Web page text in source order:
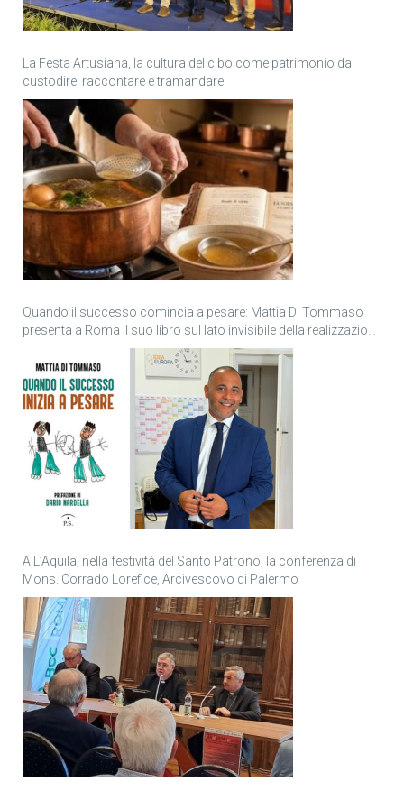
La Festa Artusiana, la cultura del cibo come patrimonio da
custodire, raccontare e tramandare
Quando il successo comincia a pesare: Mattia Di Tommaso
presenta a Roma il suo libro sul lato invisibile della realizzazione
A L’Aquila, nella festività del Santo Patrono, la conferenza di
Mons. Corrado Lorefice, Arcivescovo di Palermo